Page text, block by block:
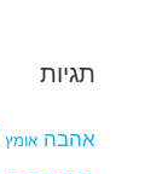
תגיות
אהבה אומץ